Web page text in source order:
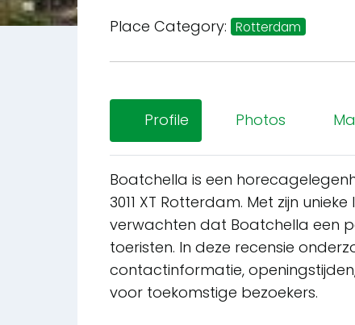
PreviousPlace Category: Rotterdam
Profile Photos
Boatchella is een
3011 XT Rotterdam. Met zijn
verwachten dat Boatchella een
toeristen. In deze recensie
contactinformatie,
voor toekomstige bezoekers.